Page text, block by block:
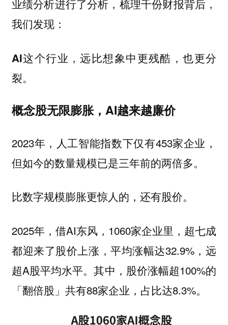
业绩分析进行了分析，梳理千份财报背后，
我们发现：
AI这个行业，远比想象中更残酷，也更分
裂。
概念股无限膨胀，AI越来越廉价
2023年，人工智能指数下仅有453家企业，
但如今的数量规模已是三年前的两倍多。
比数字规模膨胀更惊人的，还有股价。
2025年，借AI东风，1060家企业里，超七成
都迎来了股价上涨，平均涨幅达32.9%，远
超A股平均水平。其中，股价涨幅超100%的
「翻倍股」共有88家企业，占比达8.3%。